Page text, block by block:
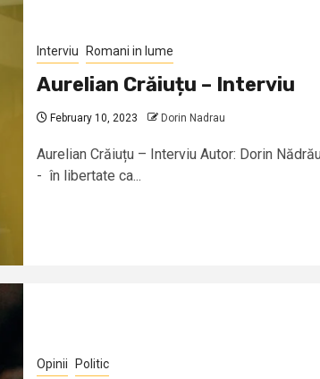
Interviu Romani in lume
Aurelian Crăiuțu – Interviu
February 10, 2023 Dorin Nadrau
Aurelian Crăiuțu – Interviu Autor: Dorin
- în libertate ca...
Opinii Politic